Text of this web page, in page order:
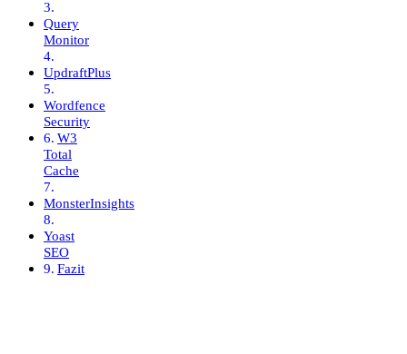
Query
Monitor
UpdraftPlus
Wordfence
Security
W3
Total
Cache
MonsterInsights
Yoast
SEO
Fazit